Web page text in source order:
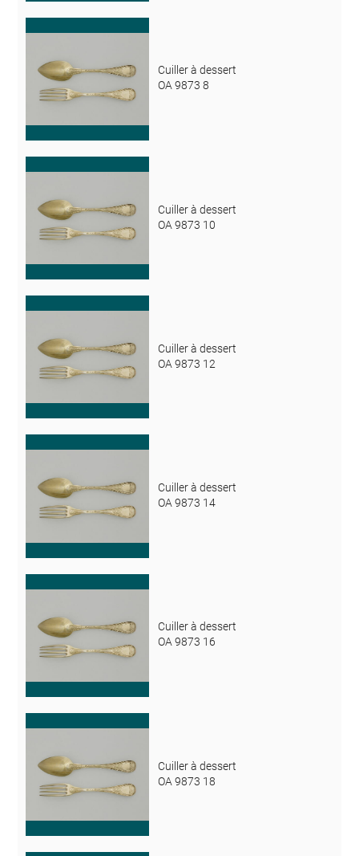
Cuiller à dessert
OA 9873 8
Cuiller à dessert
OA 9873 10
Cuiller à dessert
OA 9873 12
Cuiller à dessert
OA 9873 14
Cuiller à dessert
OA 9873 16
Cuiller à dessert
OA 9873 18